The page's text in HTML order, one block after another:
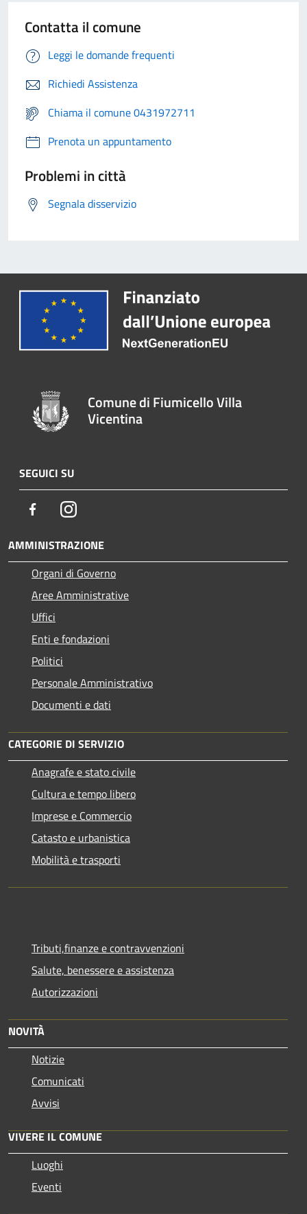
Contatta il comune
Leggi le domande frequenti
Richiedi Assistenza
Chiama il comune 0431972711
Prenota un appuntamento
Problemi in città
Segnala disservizio
Comune di Fiumicello Villa
Vicentina
SEGUICI SU
FacebookInstagram
AMMINISTRAZIONE
Organi di Governo
Aree Amministrative
Uffici
Enti e fondazioni
Politici
Personale Amministrativo
Documenti e dati
CATEGORIE DI SERVIZIO
Anagrafe e stato civile
Cultura e tempo libero
Imprese e Commercio
Catasto e urbanistica
Mobilità e trasporti
Tributi,finanze e contravvenzioni
Salute, benessere e assistenza
Autorizzazioni
NOVITÀ
Notizie
Comunicati
Avvisi
VIVERE IL COMUNE
Luoghi
Eventi